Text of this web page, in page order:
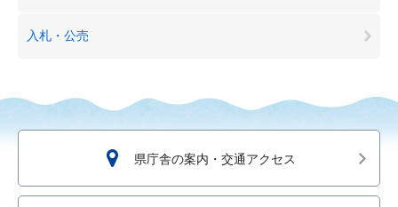
入札・公売
県庁舎の案内・交通アクセス